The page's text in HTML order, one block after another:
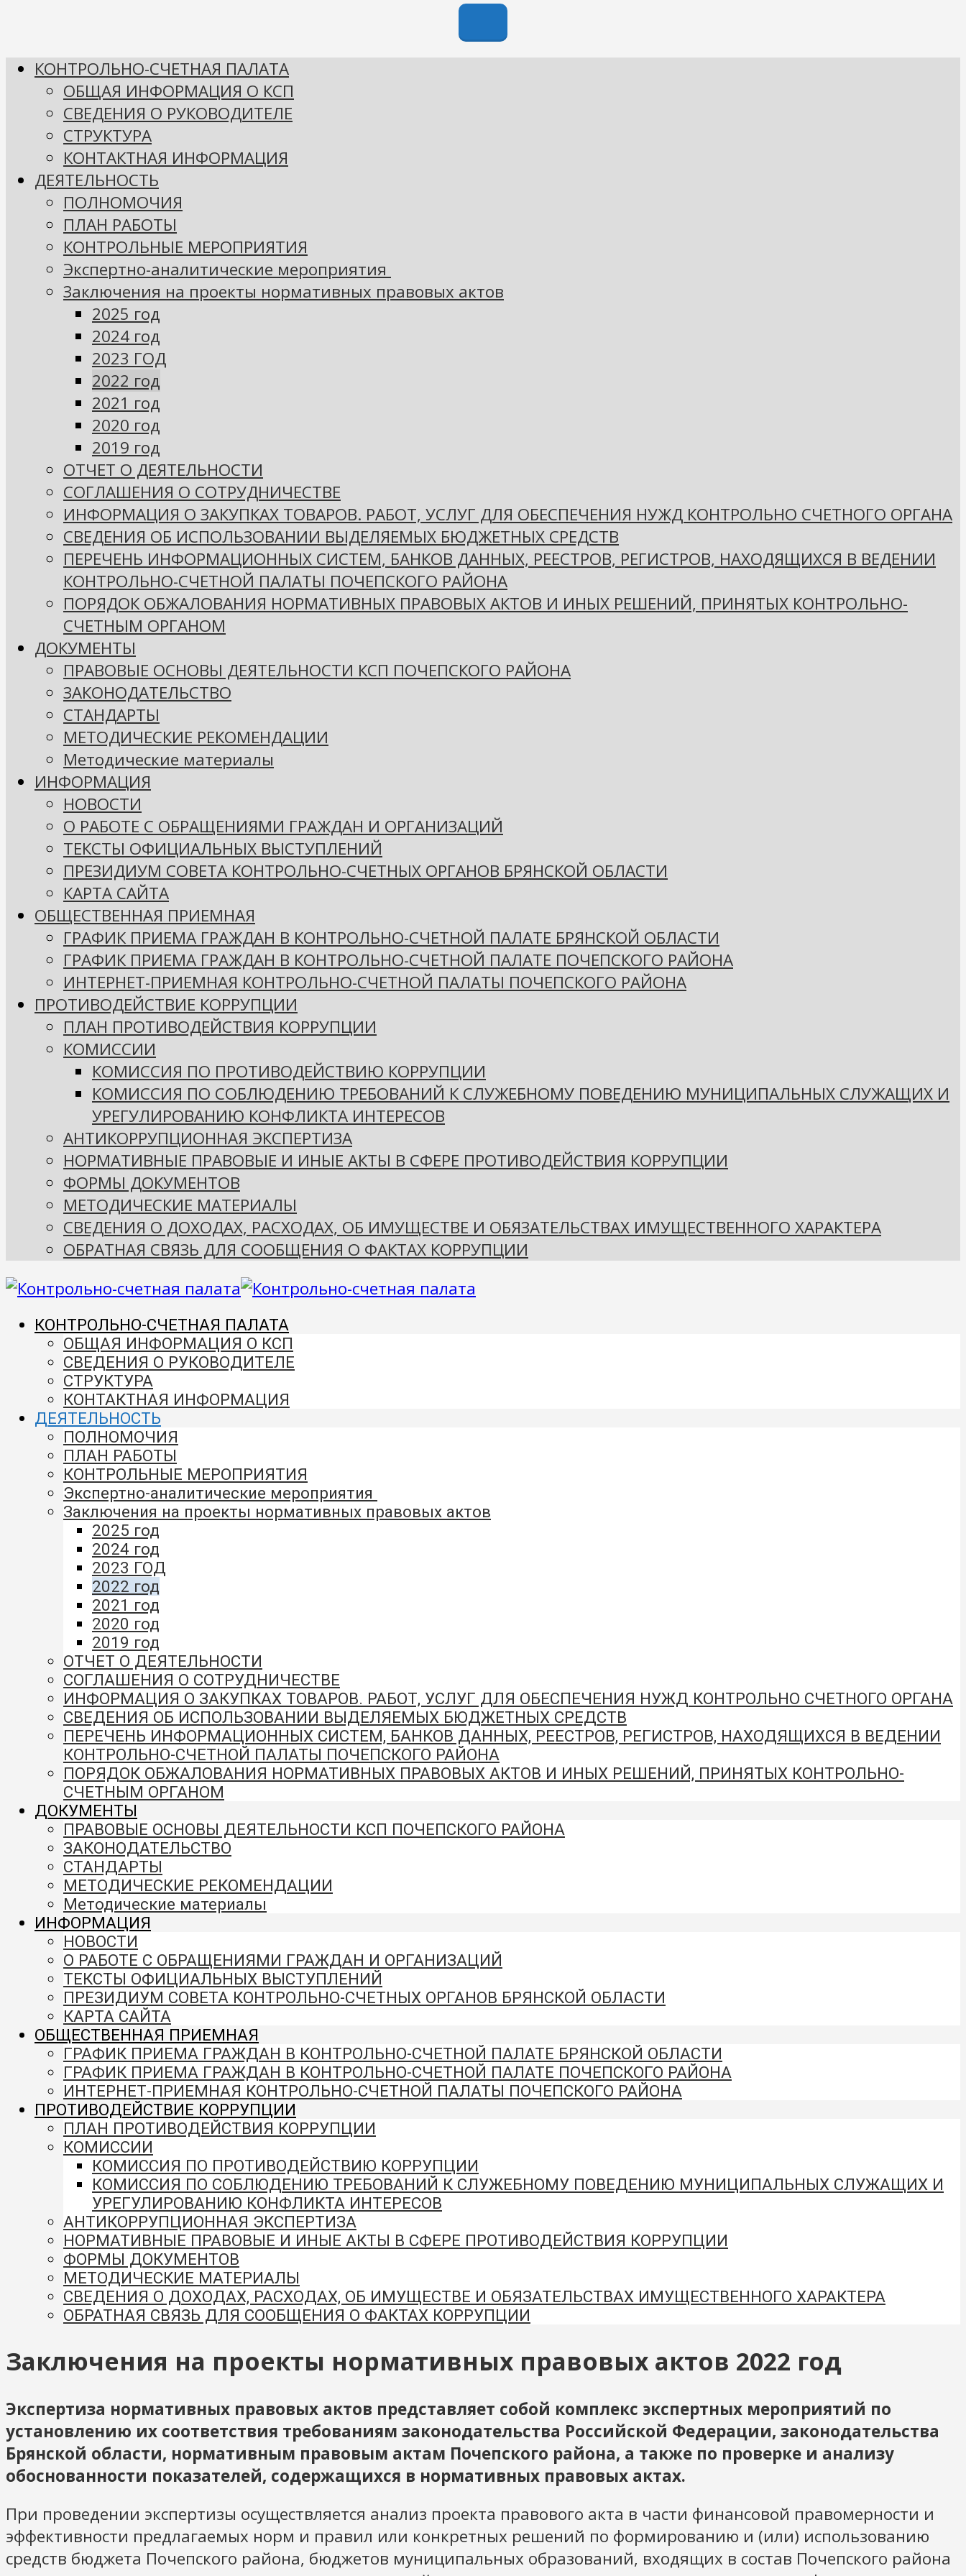
КОНТРОЛЬНО-СЧЕТНАЯ ПАЛАТА
ОБЩАЯ ИНФОРМАЦИЯ О КСП
СВЕДЕНИЯ О РУКОВОДИТЕЛЕ
СТРУКТУРА
КОНТАКТНАЯ ИНФОРМАЦИЯ
ДЕЯТЕЛЬНОСТЬ
ПОЛНОМОЧИЯ
ПЛАН РАБОТЫ
КОНТРОЛЬНЫЕ МЕРОПРИЯТИЯ
Экспертно-аналитические мероприятия
Заключения на проекты нормативных правовых актов
2025 год
2024 год
2023 ГОД
2022 год
2021 год
2020 год
2019 год
ОТЧЕТ О ДЕЯТЕЛЬНОСТИ
СОГЛАШЕНИЯ О СОТРУДНИЧЕСТВЕ
ИНФОРМАЦИЯ О ЗАКУПКАХ ТОВАРОВ. РАБОТ, УСЛУГ ДЛЯ ОБЕСПЕЧЕНИЯ НУЖД КОНТРОЛЬНО СЧЕТНОГО ОРГАНА
СВЕДЕНИЯ ОБ ИСПОЛЬЗОВАНИИ ВЫДЕЛЯЕМЫХ БЮДЖЕТНЫХ СРЕДСТВ
ПЕРЕЧЕНЬ ИНФОРМАЦИОННЫХ СИСТЕМ, БАНКОВ ДАННЫХ, РЕЕСТРОВ, РЕГИСТРОВ, НАХОДЯЩИХСЯ В ВЕДЕНИИ
КОНТРОЛЬНО-СЧЕТНОЙ ПАЛАТЫ ПОЧЕПСКОГО РАЙОНА
ПОРЯДОК ОБЖАЛОВАНИЯ НОРМАТИВНЫХ ПРАВОВЫХ АКТОВ И ИНЫХ РЕШЕНИЙ, ПРИНЯТЫХ КОНТРОЛЬНО-
СЧЕТНЫМ ОРГАНОМ
ДОКУМЕНТЫ
ПРАВОВЫЕ ОСНОВЫ ДЕЯТЕЛЬНОСТИ КСП ПОЧЕПСКОГО РАЙОНА
ЗАКОНОДАТЕЛЬСТВО
СТАНДАРТЫ
МЕТОДИЧЕСКИЕ РЕКОМЕНДАЦИИ
Методические материалы
ИНФОРМАЦИЯ
НОВОСТИ
О РАБОТЕ С ОБРАЩЕНИЯМИ ГРАЖДАН И ОРГАНИЗАЦИЙ
ТЕКСТЫ ОФИЦИАЛЬНЫХ ВЫСТУПЛЕНИЙ
ПРЕЗИДИУМ СОВЕТА КОНТРОЛЬНО-СЧЕТНЫХ ОРГАНОВ БРЯНСКОЙ ОБЛАСТИ
КАРТА САЙТА
ОБЩЕСТВЕННАЯ ПРИЕМНАЯ
ГРАФИК ПРИЕМА ГРАЖДАН В КОНТРОЛЬНО-СЧЕТНОЙ ПАЛАТЕ БРЯНСКОЙ ОБЛАСТИ
ГРАФИК ПРИЕМА ГРАЖДАН В КОНТРОЛЬНО-СЧЕТНОЙ ПАЛАТЕ ПОЧЕПСКОГО РАЙОНА
ИНТЕРНЕТ-ПРИЕМНАЯ КОНТРОЛЬНО-СЧЕТНОЙ ПАЛАТЫ ПОЧЕПСКОГО РАЙОНА
ПРОТИВОДЕЙСТВИЕ КОРРУПЦИИ
ПЛАН ПРОТИВОДЕЙСТВИЯ КОРРУПЦИИ
КОМИССИИ
КОМИССИЯ ПО ПРОТИВОДЕЙСТВИЮ КОРРУПЦИИ
КОМИССИЯ ПО СОБЛЮДЕНИЮ ТРЕБОВАНИЙ К СЛУЖЕБНОМУ ПОВЕДЕНИЮ МУНИЦИПАЛЬНЫХ СЛУЖАЩИХ И
УРЕГУЛИРОВАНИЮ КОНФЛИКТА ИНТЕРЕСОВ
АНТИКОРРУПЦИОННАЯ ЭКСПЕРТИЗА
НОРМАТИВНЫЕ ПРАВОВЫЕ И ИНЫЕ АКТЫ В СФЕРЕ ПРОТИВОДЕЙСТВИЯ КОРРУПЦИИ
ФОРМЫ ДОКУМЕНТОВ
МЕТОДИЧЕСКИЕ МАТЕРИАЛЫ
СВЕДЕНИЯ О ДОХОДАХ, РАСХОДАХ, ОБ ИМУЩЕСТВЕ И ОБЯЗАТЕЛЬСТВАХ ИМУЩЕСТВЕННОГО ХАРАКТЕРА
ОБРАТНАЯ СВЯЗЬ ДЛЯ СООБЩЕНИЯ О ФАКТАХ КОРРУПЦИИ
КОНТРОЛЬНО-СЧЕТНАЯ ПАЛАТА
ОБЩАЯ ИНФОРМАЦИЯ О КСП
СВЕДЕНИЯ О РУКОВОДИТЕЛЕ
СТРУКТУРА
КОНТАКТНАЯ ИНФОРМАЦИЯ
ДЕЯТЕЛЬНОСТЬ
ПОЛНОМОЧИЯ
ПЛАН РАБОТЫ
КОНТРОЛЬНЫЕ МЕРОПРИЯТИЯ
Экспертно-аналитические мероприятия
Заключения на проекты нормативных правовых актов
2025 год
2024 год
2023 ГОД
2022 год
2021 год
2020 год
2019 год
ОТЧЕТ О ДЕЯТЕЛЬНОСТИ
СОГЛАШЕНИЯ О СОТРУДНИЧЕСТВЕ
ИНФОРМАЦИЯ О ЗАКУПКАХ ТОВАРОВ. РАБОТ, УСЛУГ ДЛЯ ОБЕСПЕЧЕНИЯ НУЖД КОНТРОЛЬНО СЧЕТНОГО ОРГАНА
СВЕДЕНИЯ ОБ ИСПОЛЬЗОВАНИИ ВЫДЕЛЯЕМЫХ БЮДЖЕТНЫХ СРЕДСТВ
ПЕРЕЧЕНЬ ИНФОРМАЦИОННЫХ СИСТЕМ, БАНКОВ ДАННЫХ, РЕЕСТРОВ, РЕГИСТРОВ, НАХОДЯЩИХСЯ В ВЕДЕНИИ
КОНТРОЛЬНО-СЧЕТНОЙ ПАЛАТЫ ПОЧЕПСКОГО РАЙОНА
ПОРЯДОК ОБЖАЛОВАНИЯ НОРМАТИВНЫХ ПРАВОВЫХ АКТОВ И ИНЫХ РЕШЕНИЙ, ПРИНЯТЫХ КОНТРОЛЬНО-
СЧЕТНЫМ ОРГАНОМ
ДОКУМЕНТЫ
ПРАВОВЫЕ ОСНОВЫ ДЕЯТЕЛЬНОСТИ КСП ПОЧЕПСКОГО РАЙОНА
ЗАКОНОДАТЕЛЬСТВО
СТАНДАРТЫ
МЕТОДИЧЕСКИЕ РЕКОМЕНДАЦИИ
Методические материалы
ИНФОРМАЦИЯ
НОВОСТИ
О РАБОТЕ С ОБРАЩЕНИЯМИ ГРАЖДАН И ОРГАНИЗАЦИЙ
ТЕКСТЫ ОФИЦИАЛЬНЫХ ВЫСТУПЛЕНИЙ
ПРЕЗИДИУМ СОВЕТА КОНТРОЛЬНО-СЧЕТНЫХ ОРГАНОВ БРЯНСКОЙ ОБЛАСТИ
КАРТА САЙТА
ОБЩЕСТВЕННАЯ ПРИЕМНАЯ
ГРАФИК ПРИЕМА ГРАЖДАН В КОНТРОЛЬНО-СЧЕТНОЙ ПАЛАТЕ БРЯНСКОЙ ОБЛАСТИ
ГРАФИК ПРИЕМА ГРАЖДАН В КОНТРОЛЬНО-СЧЕТНОЙ ПАЛАТЕ ПОЧЕПСКОГО РАЙОНА
ИНТЕРНЕТ-ПРИЕМНАЯ КОНТРОЛЬНО-СЧЕТНОЙ ПАЛАТЫ ПОЧЕПСКОГО РАЙОНА
ПРОТИВОДЕЙСТВИЕ КОРРУПЦИИ
ПЛАН ПРОТИВОДЕЙСТВИЯ КОРРУПЦИИ
КОМИССИИ
КОМИССИЯ ПО ПРОТИВОДЕЙСТВИЮ КОРРУПЦИИ
КОМИССИЯ ПО СОБЛЮДЕНИЮ ТРЕБОВАНИЙ К СЛУЖЕБНОМУ ПОВЕДЕНИЮ МУНИЦИПАЛЬНЫХ СЛУЖАЩИХ И
УРЕГУЛИРОВАНИЮ КОНФЛИКТА ИНТЕРЕСОВ
АНТИКОРРУПЦИОННАЯ ЭКСПЕРТИЗА
НОРМАТИВНЫЕ ПРАВОВЫЕ И ИНЫЕ АКТЫ В СФЕРЕ ПРОТИВОДЕЙСТВИЯ КОРРУПЦИИ
ФОРМЫ ДОКУМЕНТОВ
МЕТОДИЧЕСКИЕ МАТЕРИАЛЫ
СВЕДЕНИЯ О ДОХОДАХ, РАСХОДАХ, ОБ ИМУЩЕСТВЕ И ОБЯЗАТЕЛЬСТВАХ ИМУЩЕСТВЕННОГО ХАРАКТЕРА
ОБРАТНАЯ СВЯЗЬ ДЛЯ СООБЩЕНИЯ О ФАКТАХ КОРРУПЦИИ
Заключения на проекты нормативных правовых актов 2022 год
Экспертиза нормативных правовых актов представляет собой комплекс экспертных мероприятий по
установлению их соответствия требованиям законодательства Российской Федерации, законодательства
Брянской области, нормативным правовым актам Почепского района, а также по проверке и анализу
обоснованности показателей, содержащихся в нормативных правовых актах.
При проведении экспертизы осуществляется анализ проекта правового акта в части финансовой правомерности и
эффективности предлагаемых норм и правил или конкретных решений по формированию и (или) использованию
средств бюджета Почепского района, бюджетов муниципальных образований, входящих в состав Почепского района